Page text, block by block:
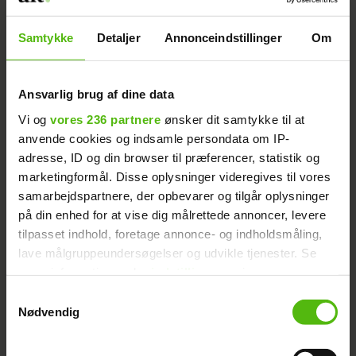
Samtykke Detaljer Annonceindstillinger Om
Ansvarlig brug af dine data
Vi og vores 236 partnere ønsker dit samtykke til at
anvende cookies og indsamle persondata om IP-
adresse, ID og din browser til præferencer, statistik og
marketingformål. Disse oplysninger videregives til vores
samarbejdspartnere, der opbevarer og tilgår oplysninger
på din enhed for at vise dig målrettede annoncer, levere
tilpasset indhold, foretage annonce- og indholdsmåling,
lave målgruppeundersøgelser og udvikle tjenester. Se
tilbage eller ændre indstillinger fra vores
"Cookiedeklaration", eller ved at trykke på "Privacy
Nødvendig
Slaget på Karl Weihe næse har forsaget en
kæmpe hævelse.
- Jeg er bange for, at jeg har brækket
næsen. Den er virkelig hævet. Jeg har
ligget med is hele dagen, og jeg skal også
til lægen i morgen, fortæller han.
Læs også:
Kasper Hjulmand efter